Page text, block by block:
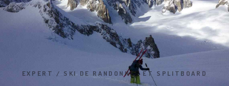
EXPERT / SKI DE RANDONNÉE ET SPLITBOARD